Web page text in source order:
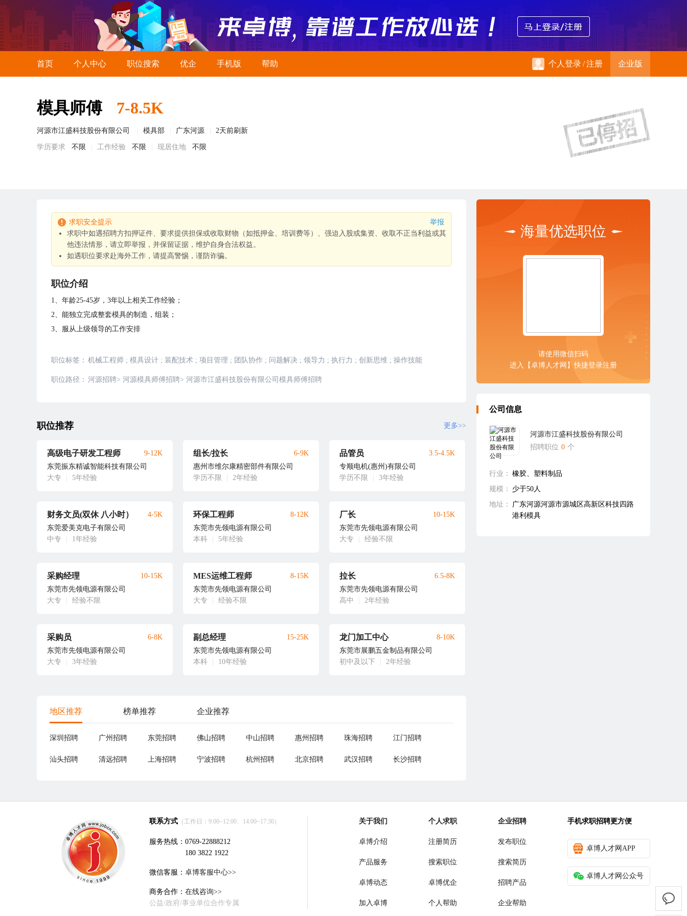
首页 个人中心 职位搜索 优企 手机版 帮助 个人登录/注册 企业版
模具师傅 7-8.5K
河源市江盛科技股份有限公司 模具部 广东河源 2天前刷新
学历要求 不限 工作经验 不限 现居住地 不限
求职安全提示
举报
求职中如遇招聘方扣押证件、要求提供担保或收取财物（如抵押金、培训费等）、强迫入股或集资、收取不正当利益或其
他违法情形，请立即举报，并保留证据，维护自身合法权益。
如遇职位要求赴海外工作，请提高警惕，谨防诈骗。
职位介绍
1、年龄25-45岁，3年以上相关工作经验；
2、能独立完成整套模具的制造，组装；
3、服从上级领导的工作安排
职位标签： 机械工程师 ; 模具设计 ; 装配技术 ; 项目管理 ; 团队协作 ; 问题解决 ; 领导力 ; 执行力 ; 创新思维 ; 操作技能
职位路径： 河源招聘> 河源模具师傅招聘> 河源市江盛科技股份有限公司模具师傅招聘
职位推荐 更多>>
高级电子研发工程师
东莞振东精诚智能科技有限公司
大专
5年经验
9-12K 组长/拉长
惠州市维尔康精密部件有限公司
学历不限
2年经验
6-9K 品管员
专顺电机(惠州)有限公司
学历不限
3年经验
3.5-4.5K
财务文员(双休 八小时）
东莞爱美克电子有限公司
中专
1年经验
4-5K 环保工程师
东莞市先领电源有限公司
本科
5年经验
8-12K 厂长
东莞市先领电源有限公司
大专
经验不限
10-15K
采购经理
东莞市先领电源有限公司
大专
经验不限
10-15K MES运维工程师
东莞市先领电源有限公司
大专
经验不限
8-15K 拉长
东莞市先领电源有限公司
高中
2年经验
6.5-8K
采购员
东莞市先领电源有限公司
大专
3年经验
6-8K 副总经理
东莞市先领电源有限公司
本科
10年经验
15-25K 龙门加工中心
东莞市展鹏五金制品有限公司
初中及以下
2年经验
8-10K
地区推荐 榜单推荐 企业推荐
深圳招聘 广州招聘 东莞招聘 佛山招聘 中山招聘 惠州招聘 珠海招聘 江门招聘
汕头招聘 清远招聘 上海招聘 宁波招聘 杭州招聘 北京招聘 武汉招聘 长沙招聘
海量优选职位
请使用微信扫码
进入【卓博人才网】快捷登录注册
公司信息
河源市江盛科技股份有限公司
招聘职位 0 个
行业： 橡胶、塑料制品
规模：
少于50人
地址：
广东河源河源市源城区高新区科技四路
港利模具
联系方式 （工作日：9:00~12:00、14:00~17:30）
服务热线：0769-22888212
180 3822 1922
微信客服： 卓博客服中心>>
商务合作： 在线咨询>>
公益/政府/事业单位合作专属
关于我们
卓博介绍
产品服务
卓博动态
加入卓博
个人求职
注册简历
搜索职位
卓博优企
个人帮助
企业招聘
发布职位
搜索简历
招聘产品
企业帮助
手机求职招聘更方便
卓博人才网APP
卓博人才网公众号